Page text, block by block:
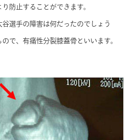
防止することができます。
選手の障害は何だったのでしょう
で、有痛性分裂膝蓋骨といいます。